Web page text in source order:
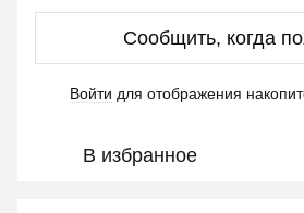
Сообщить, когда
Войти для отображения
В избранное